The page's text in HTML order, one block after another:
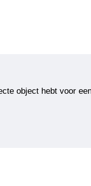
object hebt voor